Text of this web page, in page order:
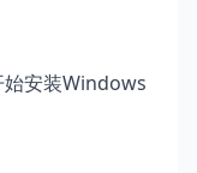
始安装Windows